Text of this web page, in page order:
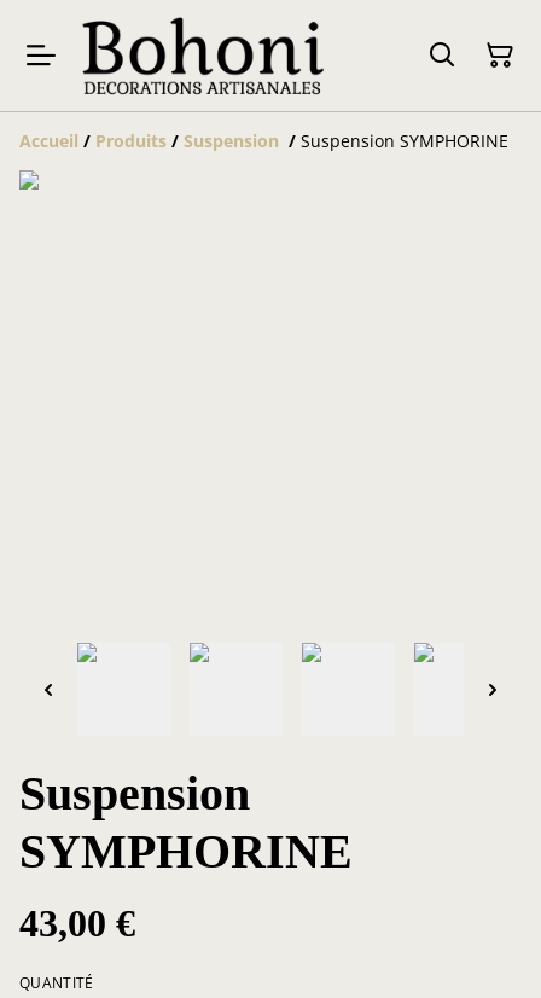
Accueil / Produits / Suspension / Suspension SYMPHORINE
Suspension
SYMPHORINE
43,00 €
QUANTITÉ